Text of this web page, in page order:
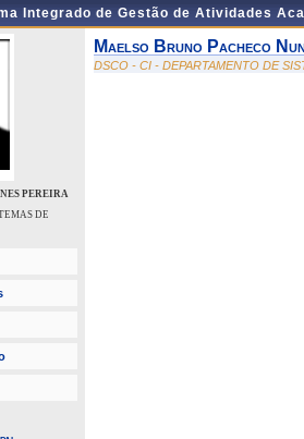
Integrado de Gestão de Atividades
PEREIRA
DE
Maelso Bruno Pacheco
DSCO - CI - DEPARTAMENTO DE